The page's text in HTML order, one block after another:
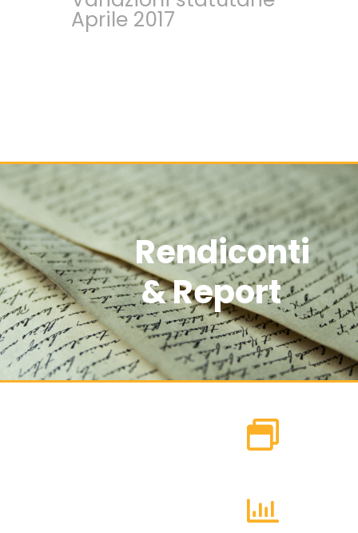
Aprile 2017
Rendiconti
& Report